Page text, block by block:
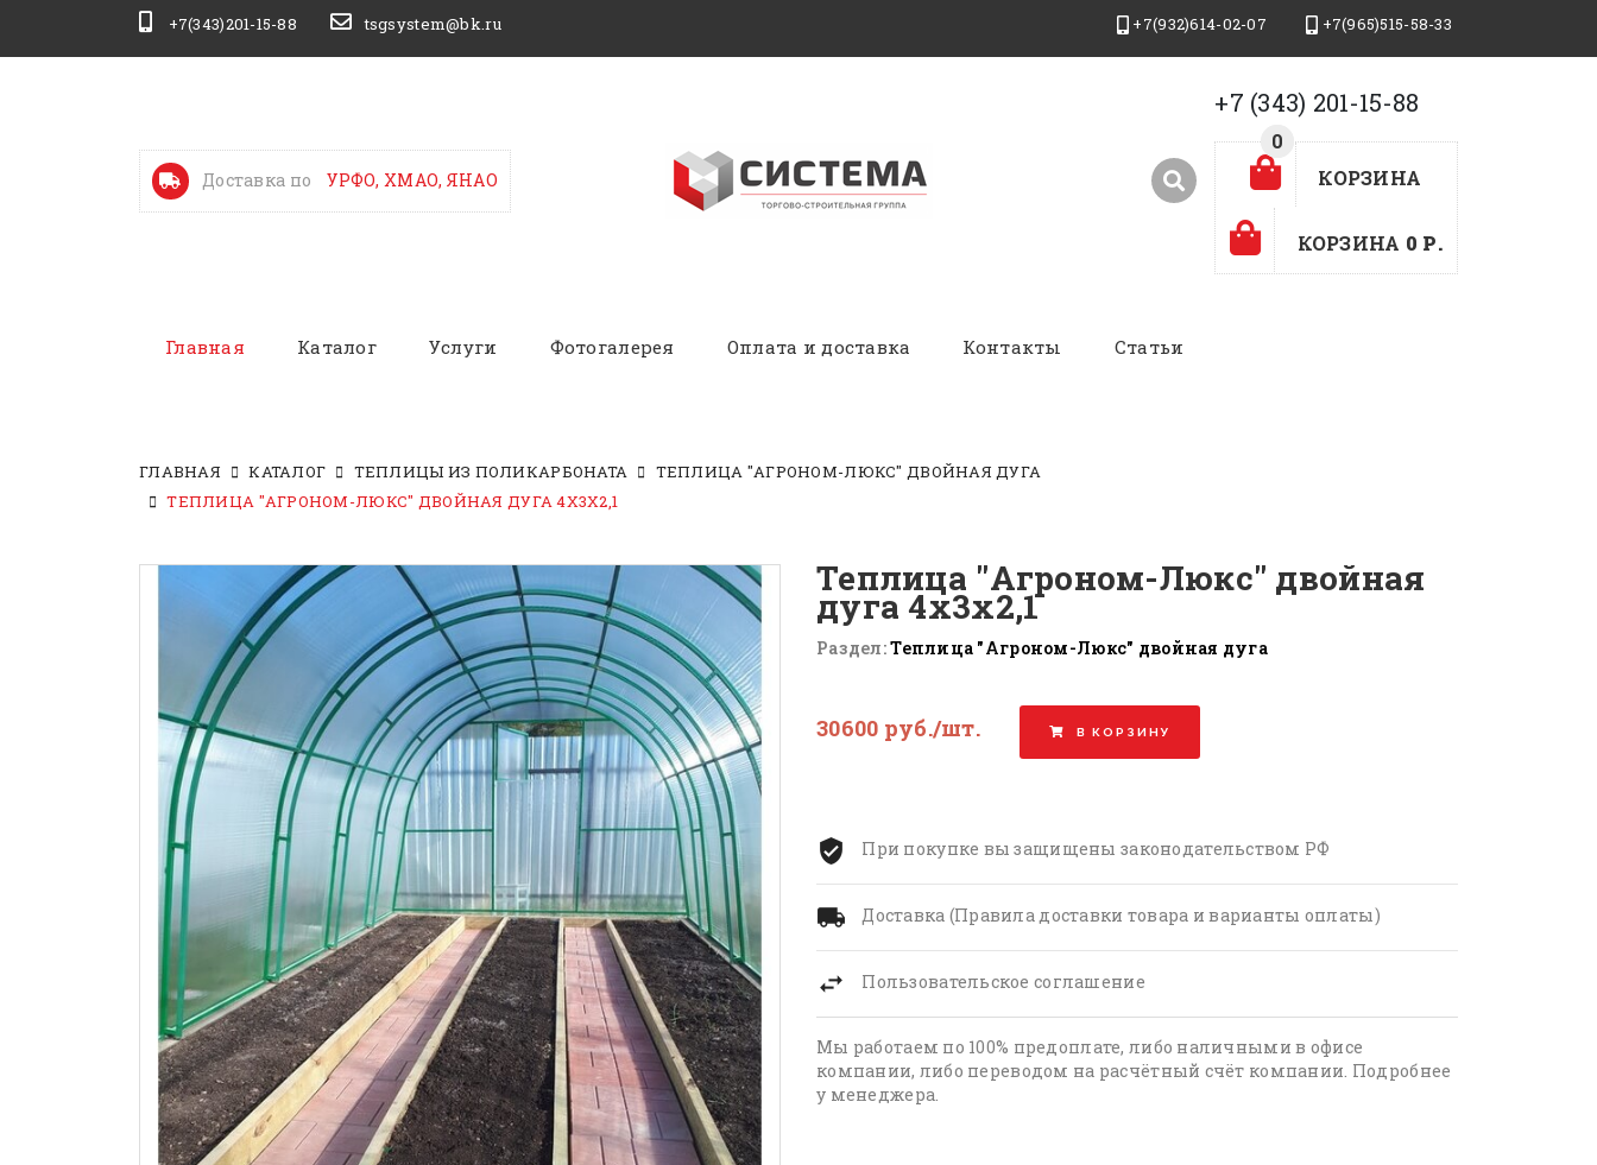
+7(343)201-15-88 tsgsystem@bk.ru +7(932)614-02-07 +7(965)515-58-33
Доставка по УРФО, ХМАО, ЯНАО
+7 (343) 201-15-88
КОРЗИНА
0
КОРЗИНА 0 Р.
0
Главная Каталог Услуги Фотогалерея Оплата и доставка Контакты Статьи
ГЛАВНАЯ КАТАЛОГ ТЕПЛИЦЫ ИЗ ПОЛИКАРБОНАТА
ТЕПЛИЦА "АГРОНОМ-ЛЮКС" ДВОЙНАЯ ДУГА
ТЕПЛИЦА "АГРОНОМ-ЛЮКС" ДВОЙНАЯ ДУГА 4Х3Х2,1
Теплица "Агроном-Люкс" двойная
дуга 4х3х2,1
Раздел:Теплица "Агроном-Люкс" двойная дуга
30600 руб./шт. В КОРЗИНУ
При покупке вы защищены законодательством РФ
Доставка (Правила доставки товара и варианты оплаты)
Пользовательское соглашение
Мы работаем по 100% предоплате, либо наличными в офисе
компании, либо переводом на расчётный счёт компании. Подробнее
у менеджера.